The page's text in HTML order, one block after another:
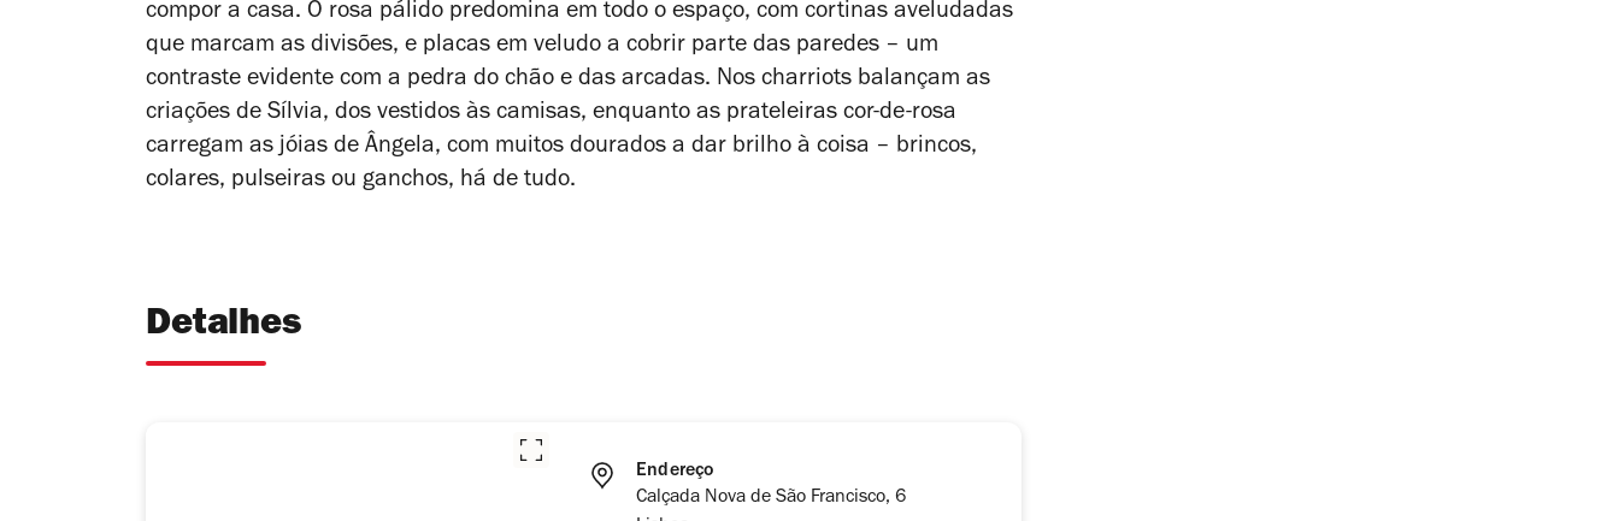
compor a casa. O rosa pálido predomina em todo o espaço, com cortinas aveludadas
que marcam as divisões, e placas em veludo a cobrir parte das paredes – um
contraste evidente com a pedra do chão e das arcadas. Nos charriots balançam as
criações de Sílvia, dos vestidos às camisas, enquanto as prateleiras cor-de-rosa
carregam as jóias de Ângela, com muitos dourados a dar brilho à coisa – brincos,
colares, pulseiras ou ganchos, há de tudo.
Detalhes
Endereço
Calçada Nova de São Francisco, 6